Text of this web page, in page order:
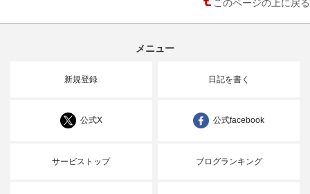
メニュー
新規登録 日記を書く
公式X 公式facebook
サービストップ ブログランキング